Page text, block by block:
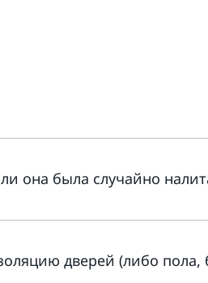
она была случайно
дверей (либо